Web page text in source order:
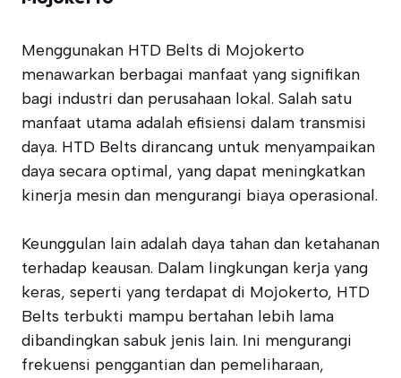
Menggunakan HTD Belts di Mojokerto
menawarkan berbagai manfaat yang signifikan
bagi industri dan perusahaan lokal. Salah satu
manfaat utama adalah efisiensi dalam transmisi
daya. HTD Belts dirancang untuk menyampaikan
daya secara optimal, yang dapat meningkatkan
kinerja mesin dan mengurangi biaya operasional.
Keunggulan lain adalah daya tahan dan ketahanan
terhadap keausan. Dalam lingkungan kerja yang
keras, seperti yang terdapat di Mojokerto, HTD
Belts terbukti mampu bertahan lebih lama
dibandingkan sabuk jenis lain. Ini mengurangi
frekuensi penggantian dan pemeliharaan,